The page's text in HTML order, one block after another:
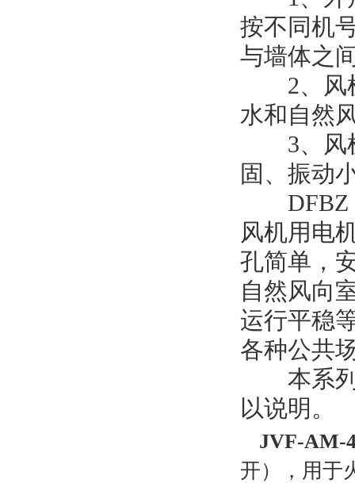
按不同机
与墙体之
2、风
水和自然
3、风
固、振动
DFBZ
风机用电
孔简单，
自然风向
运行平稳
各种公共
本系列
以说明。
JVF-AM-
开），用于